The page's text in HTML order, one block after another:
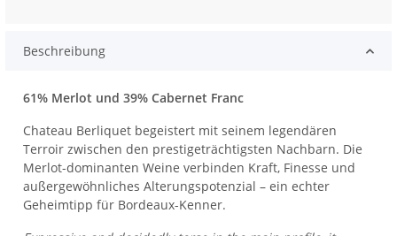
Beschreibung
61% Merlot und 39% Cabernet Franc
Chateau Berliquet begeistert mit seinem legendären
Terroir zwischen den prestigeträchtigsten Nachbarn. Die
Merlot-dominanten Weine verbinden Kraft, Finesse und
außergewöhnliches Alterungspotenzial – ein echter
Geheimtipp für Bordeaux-Kenner.